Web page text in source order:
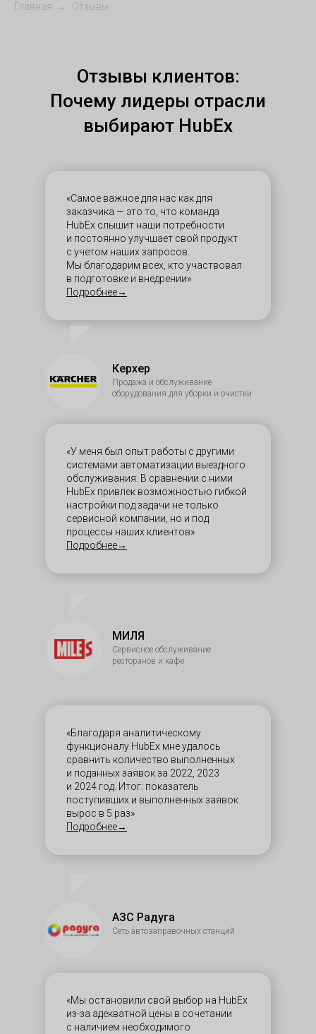
Главная → Отзывы
Отзывы клиентов:
Почему лидеры отрасли
выбирают HubEx
МИЛЯ
Сервисное обслуживание
ресторанов и кафе
«У меня был опыт работы с другими
системами автоматизации выездного
обслуживания. В сравнении с ними
HubEx привлек возможностью гибкой
настройки под задачи не только
сервисной компании, но и под
процессы наших клиентов»
Подробнее→
«Самое важное для нас как для
заказчика — это то, что команда
HubEx слышит наши потребности
и постоянно улучшает свой продукт
с учетом наших запросов.
Мы благодарим всех, кто участвовал
в подготовке и внедрении»
Подробнее→
Керхер
Продажа и обслуживание
оборудования для уборки и очистки
«Мы остановили свой выбор на HubEx
из-за адекватной цены в сочетании
с наличием необходимого
«Благодаря аналитическому
функционалу HubEx мне удалось
сравнить количество выполненных
и поданных заявок за 2022, 2023
и 2024 год. Итог: показатель
поступивших и выполненных заявок
вырос в 5 раз»
Подробнее→
АЗС Радуга
Сеть автозаправочных станций